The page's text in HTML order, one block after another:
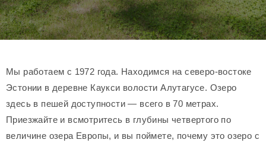
Мы работаем с 1972 года. Находимся на северо-востоке
Эстонии в деревне Каукси волости Алутагусе. Озеро
здесь в пешей доступности — всего в 70 метрах.
Приезжайте и всмотритесь в глубины четвертого по
величине озера Европы, и вы поймете, почему это озеро с